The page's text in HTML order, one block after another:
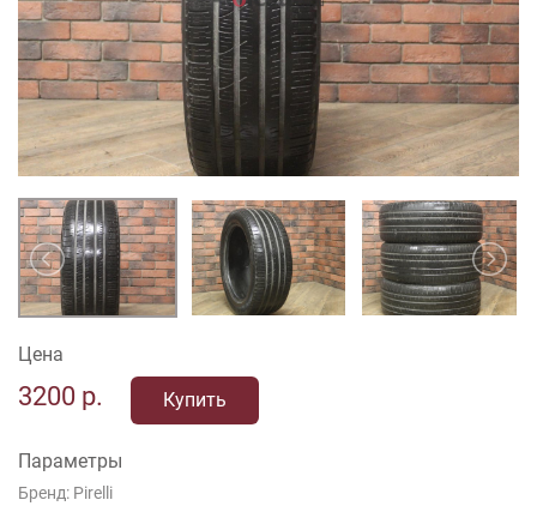
Цена
3200 р. Купить
Параметры
Бренд: Pirelli